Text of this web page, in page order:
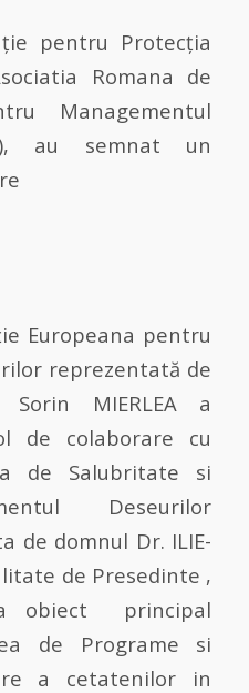
pentru Protecția
Romana de
Managementul
au semnat un
Europeana pentru
reprezentată de
Sorin MIERLEA a
de colaborare cu
de Salubritate si
Deseurilor
de domnul Dr. ILIE-
de Presedinte ,
obiect principal
de Programe si
a cetatenilor in